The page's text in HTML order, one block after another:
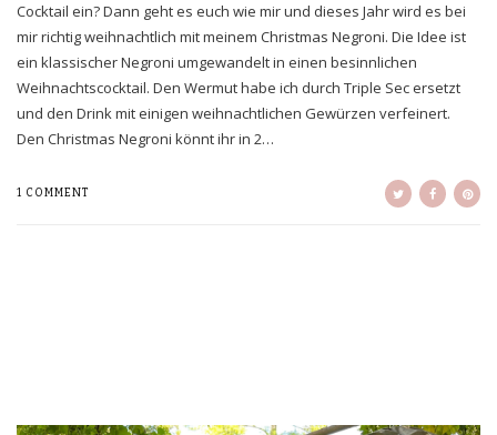
Cocktail ein? Dann geht es euch wie mir und dieses Jahr wird es bei
mir richtig weihnachtlich mit meinem Christmas Negroni. Die Idee ist
ein klassischer Negroni umgewandelt in einen besinnlichen
Weihnachtscocktail. Den Wermut habe ich durch Triple Sec ersetzt
und den Drink mit einigen weihnachtlichen Gewürzen verfeinert.
Den Christmas Negroni könnt ihr in 2…
1 COMMENT